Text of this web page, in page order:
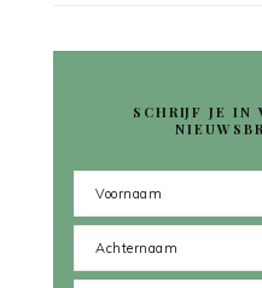
SCHRIJF JE IN